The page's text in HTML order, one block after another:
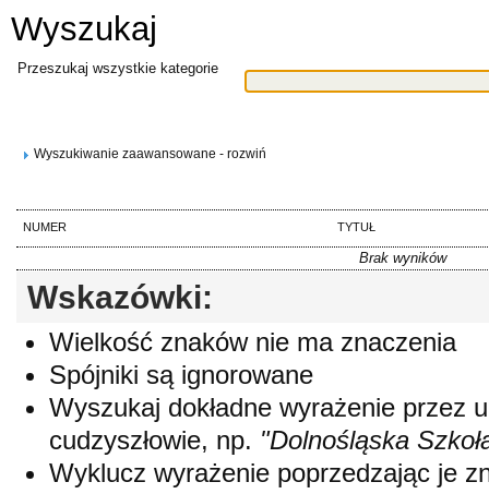
Wyszukaj
Przeszukaj wszystkie kategorie
Wyszukiwanie zaawansowane - rozwiń
NUMER TYTUŁ
Brak wyników
Wskazówki:
Wielkość znaków nie ma znaczenia
Spójniki są ignorowane
Wyszukaj dokładne wyrażenie przez
cudzyszłowie, np. "Dolnośląska
Wyklucz wyrażenie poprzedzając je